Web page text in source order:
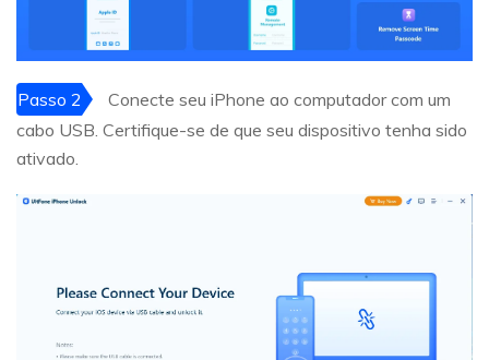
Passo 2
Conecte seu iPhone ao computador com um
cabo USB. Certifique-se de que seu dispositivo tenha sido
ativado.